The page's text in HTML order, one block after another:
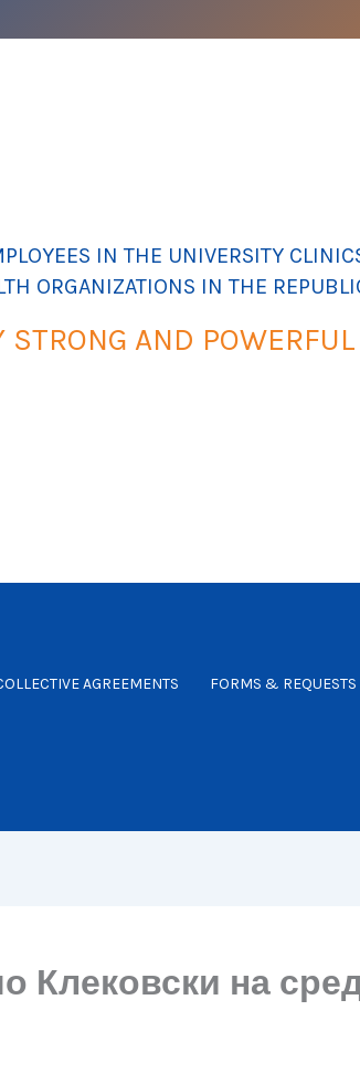
IN THE UNIVERSITY
ORGANIZATIONS IN THE
STRONG AND POWERFUL
AGREEMENTS FORMS & REQUESTS
на